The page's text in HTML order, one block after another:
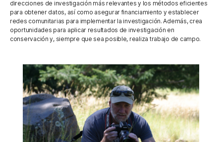
direcciones de investigación más relevantes y los métodos eficientes
para obtener datos, así como asegurar financiamiento y establecer
redes comunitarias para implementar la investigación. Además, crea
oportunidades para aplicar resultados de investigación en
conservación y, siempre que sea posible, realiza trabajo de campo.